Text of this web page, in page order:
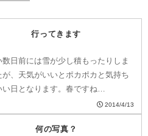
行ってきます
数日前には雪が少し積もったりしま
が、天気がいいとポカポカと気持ち
い日となります。春ですね…
2014/4/13
何の写真？